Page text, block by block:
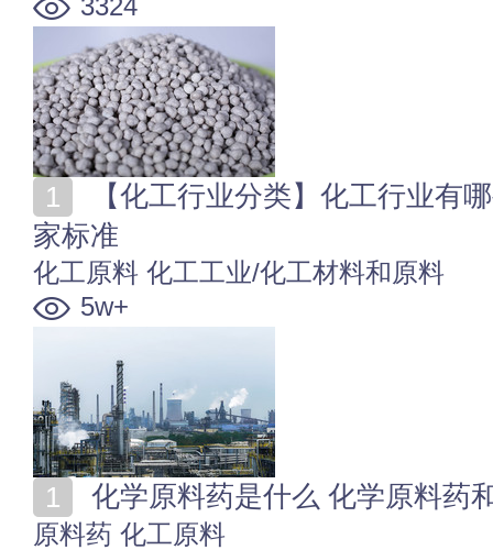
家标准
化工原料 化工工业/化工材料和原料
5w+
化学原料药是什么 化学原料药
原料药 化工原料